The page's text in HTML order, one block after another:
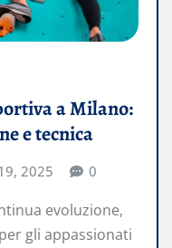
a Milano:
e tecnica
2025 0
evoluzione,
gli appassionati